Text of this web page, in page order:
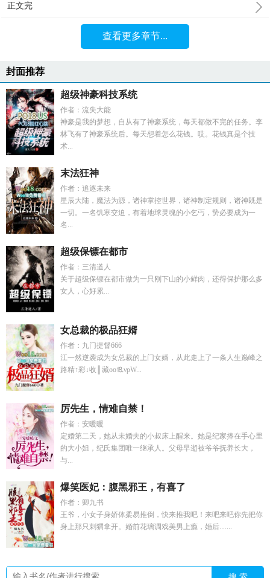
正文完
查看更多章节...
封面推荐
超级神豪科技系统
作者：流失大能
神豪是我的梦想，自从有了神豪系统，每天都做不完的任务。李
林飞有了神豪系统后。每天想着怎么花钱。哎。花钱真是个技
术...
末法狂神
作者：追逐未来
星辰大陆，魔法为源，诸神掌控世界，诸神制定规则，诸神既是
一切。一名饥寒交迫，有着地球灵魂的小乞丐，势必要成为一
名...
超级保镖在都市
作者：三清道人
关于超级保镖在都市做为一只刚下山的小鲜肉，还得保护那么多
女人，心好累...
女总裁的极品狂婿
作者：九门提督666
江一然逆袭成为女总裁的上门女婿，从此走上了一条人生巅峰之
路精↑彩↓收║藏оо⒙νρW...
厉先生，情难自禁！
作者：安暖暖
定婚第二天，她从未婚夫的小叔床上醒来。她是纪家捧在手心里
的大小姐，纪氏集团唯一继承人。父母早逝被爷爷抚养长大，
与...
爆笑医妃：腹黑邪王，有喜了
作者：卿九书
王爷，小女子身娇体柔易推倒，快来推我吧！来吧来吧你先把你
身上那只刺猬拿开。婚前花璃调戏美男上瘾，婚后…...